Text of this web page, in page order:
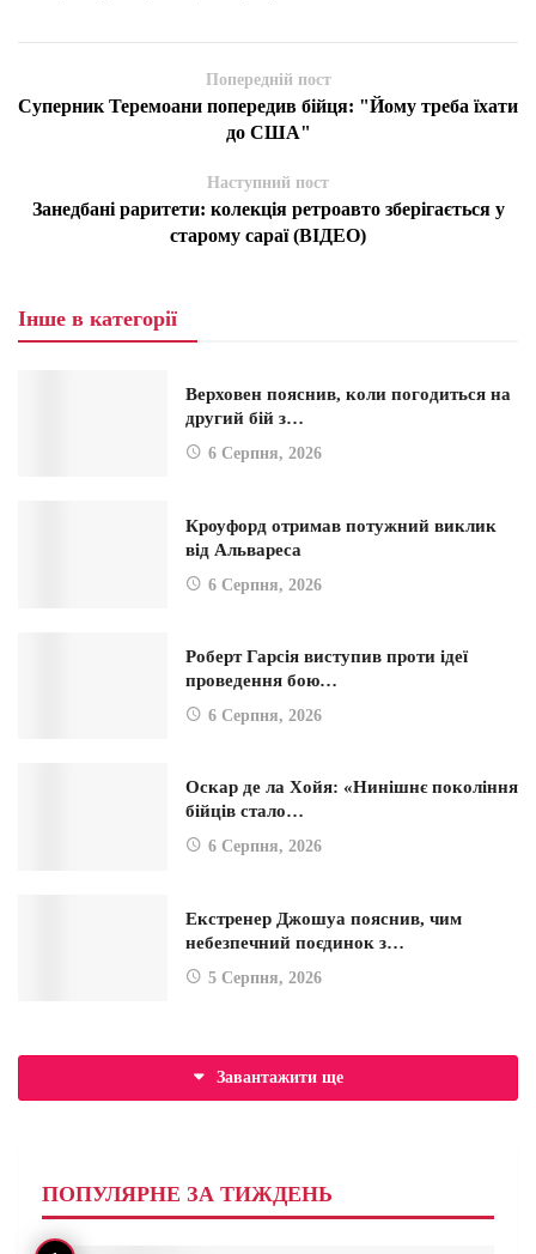
Попередній пост
Суперник Теремоани попередив бійця: "Йому треба їхати
до США"
Наступний пост
Занедбані раритети: колекція ретроавто зберігається у
старому сараї (ВІДЕО)
Інше в категорії
Верховен пояснив, коли погодиться на
другий бій з…
6 Серпня, 2026
Кроуфорд отримав потужний виклик
від Альвареса
6 Серпня, 2026
Роберт Гарсія виступив проти ідеї
проведення бою…
6 Серпня, 2026
Оскар де ла Хойя: «Нинішнє покоління
бійців стало…
6 Серпня, 2026
Екстренер Джошуа пояснив, чим
небезпечний поєдинок з…
5 Серпня, 2026
Завантажити ще
ПОПУЛЯРНЕ ЗА ТИЖДЕНЬ